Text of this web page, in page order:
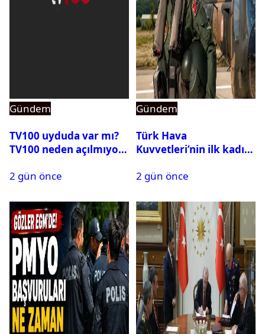
Gündem
TV100 uyduda var mı?
TV100 neden açılmıyor?
2 gün önce
Gündem
Türk Hava
Kuvvetleri’nin ilk kadın
Karapınar hakkında
ortaya çıktı
2 gün önce